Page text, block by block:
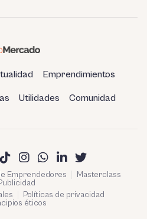
Emprendimientos
Utilidades Comunidad
Emprendedores
Masterclass
Políticas de privacidad
éticos